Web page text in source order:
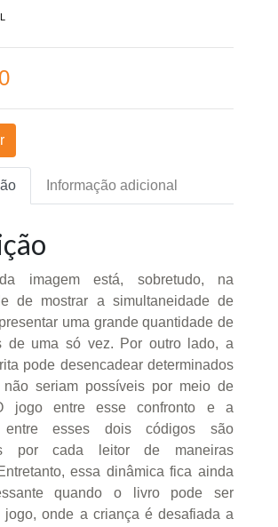
Informação adicional
imagem está, sobretudo, na
de mostrar a simultaneidade de
uma grande quantidade de
de uma só vez. Por outro lado, a
pode desencadear determinados
não seriam possíveis por meio de
jogo entre esse confronto e a
entre esses dois códigos são
por cada leitor de maneiras
essa dinâmica fica ainda
quando o livro pode ser
jogo, onde a criança é desafiada a